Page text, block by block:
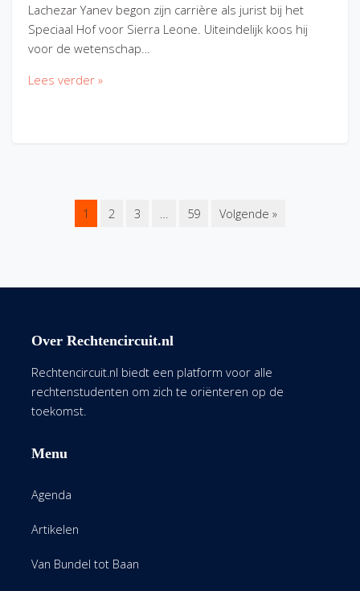
Lachezar Yanev begon zijn carrière als jurist bij het
Speciaal Hof voor Sierra Leone. Uiteindelijk koos hij
voor de wetenschap…
Lees verder »
1 2 3 … 59 Volgende »
Over Rechtencircuit.nl
Rechtencircuit.nl biedt een platform voor alle
rechtenstudenten om zich te oriënteren op de
toekomst.
Menu
Agenda
Artikelen
Van Bundel tot Baan